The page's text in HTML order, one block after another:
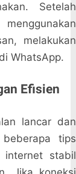
Setelah
melakukan
WhatsApp.
Efisien
lancar dan
tips
internet stabil